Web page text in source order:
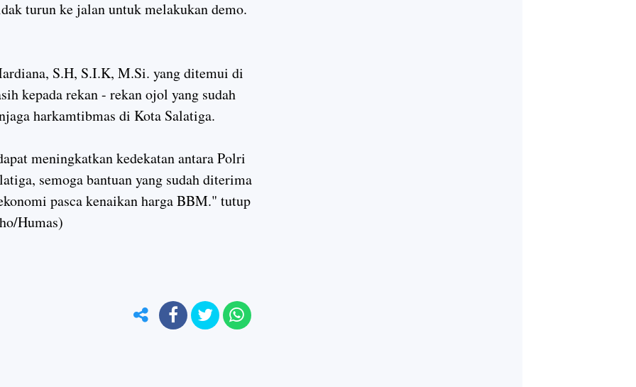
turun ke jalan untuk melakukan demo.
S.H, S.I.K, M.Si. yang ditemui di
kepada rekan - rekan ojol yang sudah
harkamtibmas di Kota Salatiga.
meningkatkan kedekatan antara Polri
semoga bantuan yang sudah diterima
pasca kenaikan harga BBM." tutup
Humas)